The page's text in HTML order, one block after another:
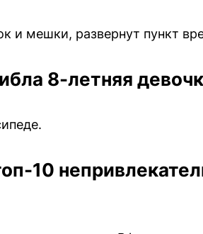
и мешки, развернут пункт
8-летняя
10